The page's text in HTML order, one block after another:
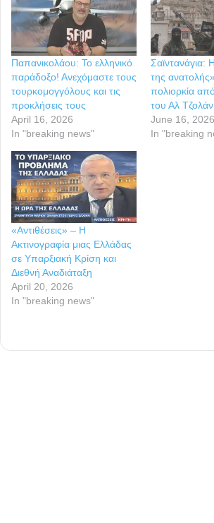
Παπανικολάου: Το ελληνικό
παράδοξο! Ανεχόμαστε τους
τουρκομογγόλους και τις
προκλήσεις τους
April 16, 2026
In "breaking news"
Σαϊντανάγια:
της
πολιορκία
του Αλ
June 16, 2026
In "breaking
«Αντιθέσεις» – Η
Ακτινογραφία μιας Ελλάδας
σε Υπαρξιακή Κρίση και
Διεθνή Αναδιάταξη
April 20, 2026
In "breaking news"